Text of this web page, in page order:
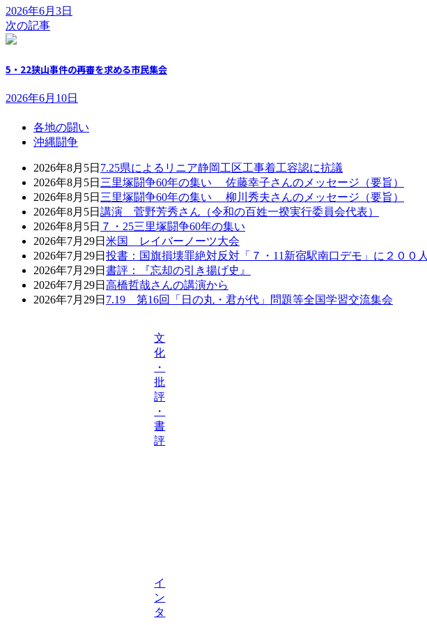
2026年6月3日
次の記事
5・22狭山事件の再審を求める市民集会
2026年6月10日
各地の闘い
沖縄闘争
2026年8月5日 7.25県によるリニア静岡工区工事着工容認に抗議
2026年8月5日 三里塚闘争60年の集い 佐藤幸子さんのメッセージ（要旨）
2026年8月5日 三里塚闘争60年の集い 柳川秀夫さんのメッセージ（要旨）
2026年8月5日 講演 菅野芳秀さん（令和の百姓一揆実行委員会代表）
2026年8月5日 ７・25三里塚闘争60年の集い
2026年7月29日 米国 レイバーノーツ大会
2026年7月29日 投書：国旗損壊罪絶対反対「７・11新宿駅南口デモ」に２００人
2026年7月29日 書評：『忘却の引き揚げ史』
2026年7月29日 高橋哲哉さんの講演から
2026年7月29日 7.19 第16回「日の丸・君が代」問題等全国学習交流集会
文
化
・
批
評
・
書
評
イ
ン
タ